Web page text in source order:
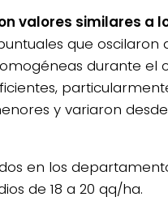
valores similares a
que oscilaron
durante el
y variaron
en los
de 18 a 20 qq/ha.